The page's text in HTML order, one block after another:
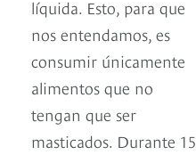
líquida. Esto, para que
nos entendamos, es
consumir únicamente
alimentos que no
tengan que ser
masticados. Durante 15